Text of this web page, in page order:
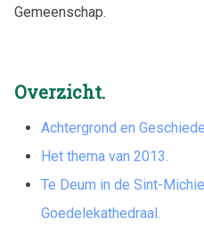
Gemeenschap.
Overzicht.
Achtergrond en
Het thema van 2013.
Te Deum in de Sint-
Goedelekathedraal.